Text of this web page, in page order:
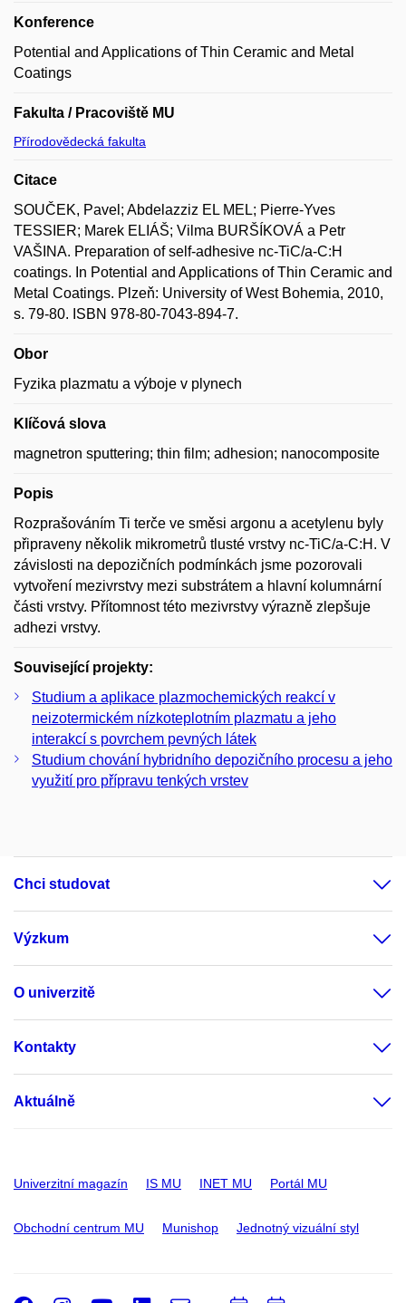
Konference
Potential and Applications of Thin Ceramic and Metal
Coatings
Fakulta / Pracoviště MU
Přírodovědecká fakulta
Citace
SOUČEK, Pavel; Abdelazziz EL MEL; Pierre-Yves
TESSIER; Marek ELIÁŠ; Vilma BURŠÍKOVÁ a Petr
VAŠINA. Preparation of self-adhesive nc-TiC/a-C:H
coatings. In Potential and Applications of Thin Ceramic and
Metal Coatings. Plzeň: University of West Bohemia, 2010,
s. 79-80. ISBN 978-80-7043-894-7.
Obor
Fyzika plazmatu a výboje v plynech
Klíčová slova
magnetron sputtering; thin film; adhesion; nanocomposite
Popis
Rozprašováním Ti terče ve směsi argonu a acetylenu byly
připraveny několik mikrometrů tlusté vrstvy nc-TiC/a-C:H. V
závislosti na depozičních podmínkách jsme pozorovali
vytvoření mezivrstvy mezi substrátem a hlavní kolumnární
části vrstvy. Přítomnost této mezivrstvy výrazně zlepšuje
adhezi vrstvy.
Související projekty:
Studium a aplikace plazmochemických reakcí v
neizotermickém nízkoteplotním plazmatu a jeho
interakcí s povrchem pevných látek
Studium chování hybridního depozičního procesu a jeho
využití pro přípravu tenkých vrstev
Chci studovat
Výzkum
O univerzitě
Kontakty
Aktuálně
Univerzitní magazín IS MU INET MU Portál MU
Obchodní centrum MU Munishop Jednotný vizuální styl